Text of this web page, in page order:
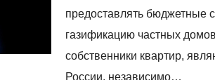
предоставлять бюджетные
газификацию частных
собственники квартир,
России, независимо…